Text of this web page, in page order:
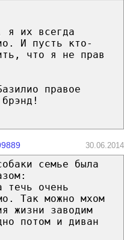
я их всегда
И пусть кто-
что я не прав
правое
30.06.2014
семье была
течь очень
Так можно мхом
жизни заводим
потом и диван